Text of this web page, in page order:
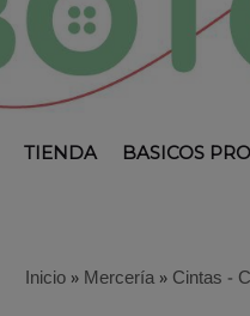
TIENDA BASICOS PRO
Inicio»Mercería»Cintas -